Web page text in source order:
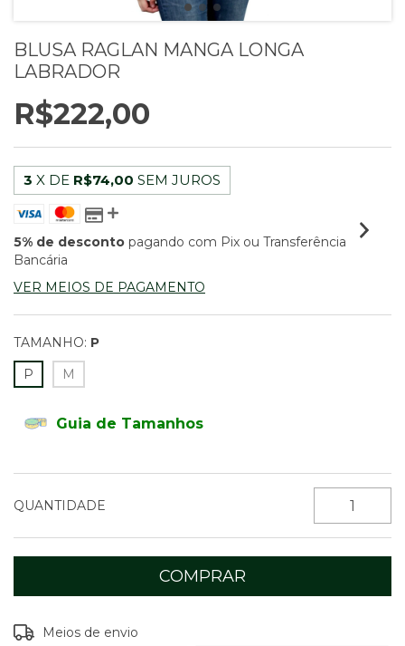
BLUSA RAGLAN MANGA LONGA
LABRADOR
R$222,00
3 X DE R$74,00 SEM JUROS
5% de desconto pagando com Pix ou Transferência
Bancária
VER MEIOS DE PAGAMENTO
TAMANHO: P
P
M
Guia de Tamanhos
QUANTIDADE
Entregas para o CEP:
Meios de envio